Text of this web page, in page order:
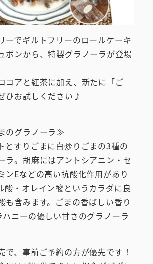
でギルトフリーのロールケーキ
ボンから、特製グラノーラが登場
コアと紅茶に加え、新たに「ご
ひお試しください♪
のグラノーラ≫
とすりごまに白炒りごまの3種の
ラ。胡麻にはアントシアニン・セ
ンEなどの高い抗酸化作用があり
酸・オレイン酸というカラダに良
も含みます。ごまの香ばしい香り
ハニーの優しい甘さのグラノーラ
、事前ご予約の方が優先です！